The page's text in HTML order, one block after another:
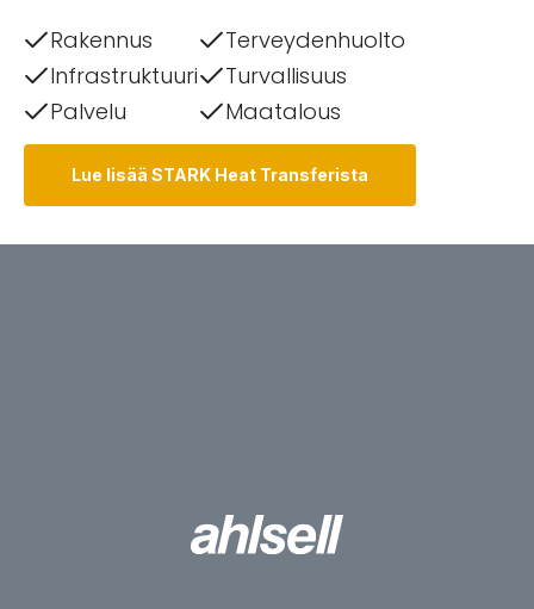
Rakennus
Terveydenhuolto
Infrastruktuuri
Turvallisuus
Palvelu
Maatalous
Lue lisää STARK Heat Transferista